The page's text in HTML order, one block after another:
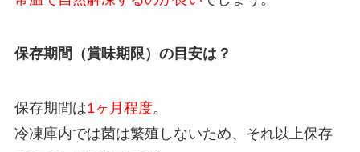
保存期間（賞味期限）の目安は？
保存期間は1ヶ月程度。
冷凍庫内では菌は繁殖しないため、それ以上保存